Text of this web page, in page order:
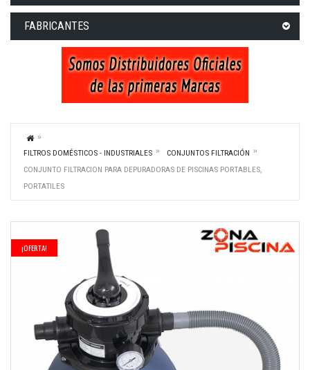
FABRICANTES
FILTROS DOMÉSTICOS - INDUSTRIALES
CONJUNTOS FILTRACIÓN
CONJUNTO FILTRACION PARA DEPURADORAS DE PISCINAS PORTABLES,
PORTATILES
¡OFERTA!